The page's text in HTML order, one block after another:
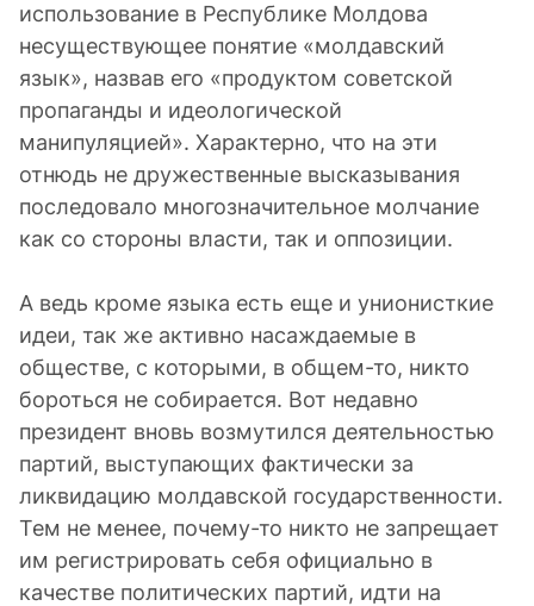
использование в Республике Молдова
несуществующее понятие «молдавский
язык», назвав его «продуктом советской
пропаганды и идеологической
манипуляцией». Характерно, что на эти
отнюдь не дружественные высказывания
последовало многозначительное молчание
как со стороны власти, так и оппозиции.
А ведь кроме языка есть еще и унионисткие
идеи, так же активно насаждаемые в
обществе, с которыми, в общем-то, никто
бороться не собирается. Вот недавно
президент вновь возмутился деятельностью
партий, выступающих фактически за
ликвидацию молдавской государственности.
Тем не менее, почему-то никто не запрещает
им регистрировать себя официально в
качестве политических партий, идти на